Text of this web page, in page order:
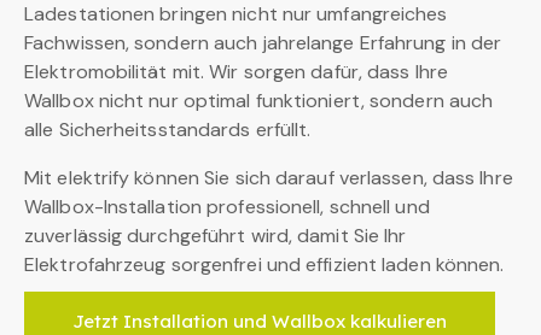
Ladestationen bringen nicht nur umfangreiches
Fachwissen, sondern auch jahrelange Erfahrung in der
Elektromobilität mit. Wir sorgen dafür, dass Ihre
Wallbox nicht nur optimal funktioniert, sondern auch
alle Sicherheitsstandards erfüllt.
Mit elektrify können Sie sich darauf verlassen, dass Ihre
Wallbox-Installation professionell, schnell und
zuverlässig durchgeführt wird, damit Sie Ihr
Elektrofahrzeug sorgenfrei und effizient laden können.
Jetzt Installation und Wallbox kalkulieren